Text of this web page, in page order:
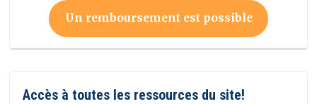
Un remboursement est possible
Accès à toutes les ressources du site!